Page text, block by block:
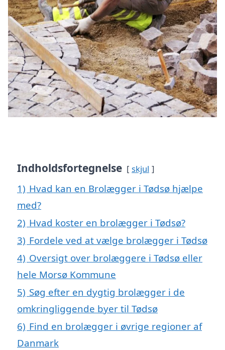
Indholdsfortegnelse skjul
1) Hvad kan en Brolægger i Tødsø hjælpe
med?
2) Hvad koster en brolægger i Tødsø?
3) Fordele ved at vælge brolægger i Tødsø
4) Oversigt over brolæggere i Tødsø eller
hele Morsø Kommune
5) Søg efter en dygtig brolægger i de
omkringliggende byer til Tødsø
6) Find en brolægger i øvrige regioner af
Danmark